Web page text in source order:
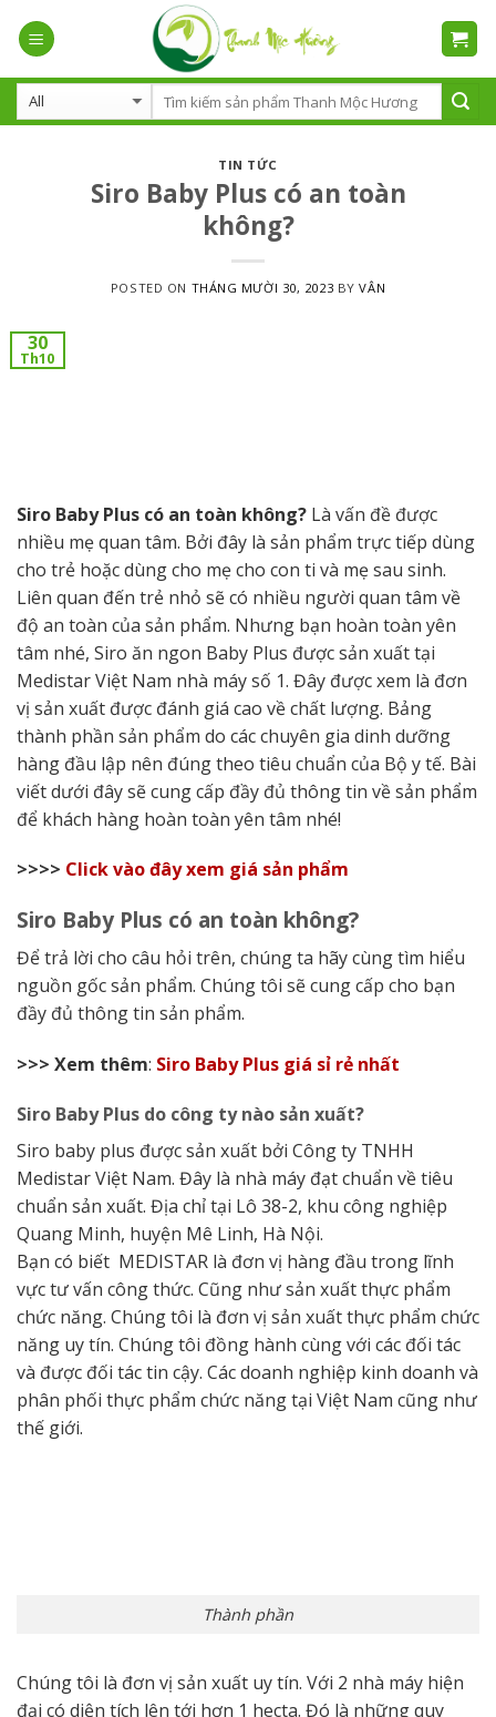
TIN TỨC
Siro Baby Plus có an toàn
không?
POSTED ON THÁNG MƯỜI 30, 2023 BYVÂN
30
Th10
Siro Baby Plus có an toàn không? Là vấn đề được
nhiều mẹ quan tâm. Bởi đây là sản phẩm trực tiếp dùng
cho trẻ hoặc dùng cho mẹ cho con ti và mẹ sau sinh.
Liên quan đến trẻ nhỏ sẽ có nhiều người quan tâm về
độ an toàn của sản phẩm. Nhưng bạn hoàn toàn yên
tâm nhé, Siro ăn ngon Baby Plus được sản xuất tại
Medistar Việt Nam nhà máy số 1. Đây được xem là đơn
vị sản xuất được đánh giá cao về chất lượng. Bảng
thành phần sản phẩm do các chuyên gia dinh dưỡng
hàng đầu lập nên đúng theo tiêu chuẩn của Bộ y tế. Bài
viết dưới đây sẽ cung cấp đầy đủ thông tin về sản phẩm
để khách hàng hoàn toàn yên tâm nhé!
>>>> Click vào đây xem giá sản phẩm
Siro Baby Plus có an toàn không?
Để trả lời cho câu hỏi trên, chúng ta hãy cùng tìm hiểu
nguồn gốc sản phẩm. Chúng tôi sẽ cung cấp cho bạn
đầy đủ thông tin sản phẩm.
>>> Xem thêm: Siro Baby Plus giá sỉ rẻ nhất
Siro Baby Plus do công ty nào sản xuất?
Siro baby plus được sản xuất bởi Công ty TNHH
Medistar Việt Nam. Đây là nhà máy đạt chuẩn về tiêu
chuẩn sản xuất. Địa chỉ tại Lô 38-2, khu công nghiệp
Quang Minh, huyện Mê Linh, Hà Nội.
Bạn có biết MEDISTAR là đơn vị hàng đầu trong lĩnh
vực tư vấn công thức. Cũng như sản xuất thực phẩm
chức năng. Chúng tôi là đơn vị sản xuất thực phẩm chức
năng uy tín. Chúng tôi đồng hành cùng với các đối tác
và được đối tác tin cậy. Các doanh nghiệp kinh doanh và
phân phối thực phẩm chức năng tại Việt Nam cũng như
thế giới.
Thành phần
Chúng tôi là đơn vị sản xuất uy tín. Với 2 nhà máy hiện
đại có diện tích lên tới hơn 1 hecta. Đó là những quy